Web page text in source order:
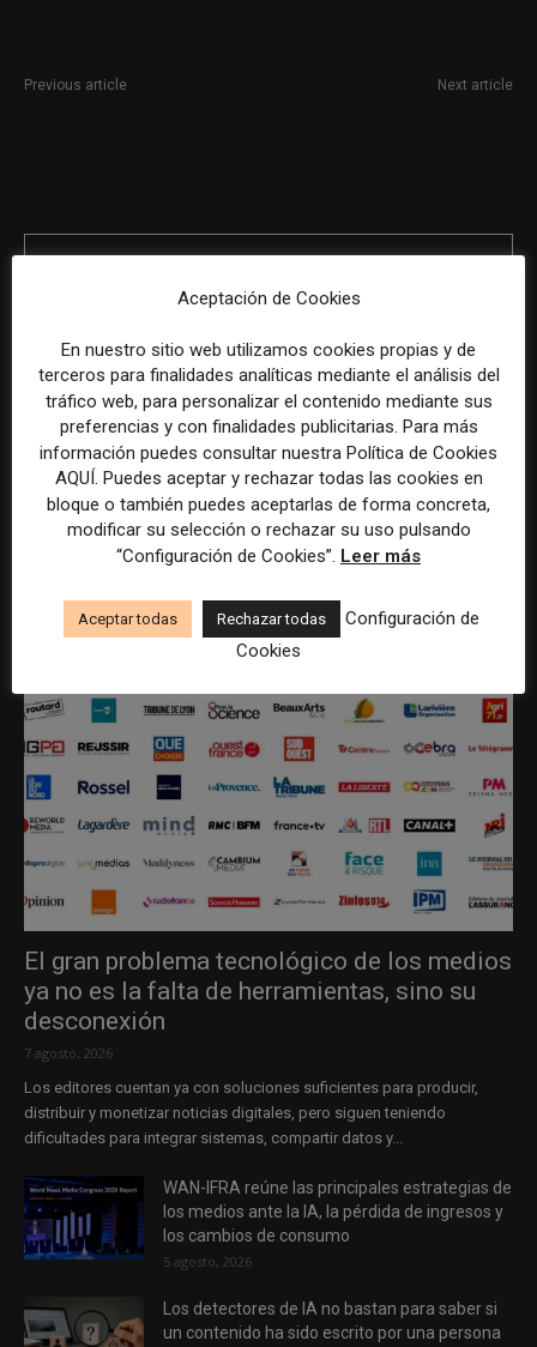
Previous article Next article
REDACCIÓN
ÚLTIMOS ARTÍCULOS
El gran problema tecnológico de los medios
ya no es la falta de herramientas, sino su
desconexión
7 agosto, 2026
Los editores cuentan ya con soluciones suficientes para producir,
distribuir y monetizar noticias digitales, pero siguen teniendo
dificultades para integrar sistemas, compartir datos y...
WAN-IFRA reúne las principales estrategias de
los medios ante la IA, la pérdida de ingresos y
los cambios de consumo
5 agosto, 2026
Los detectores de IA no bastan para saber si
un contenido ha sido escrito por una persona
Aceptación de Cookies
En nuestro sitio web utilizamos cookies propias y de
terceros para finalidades analíticas mediante el análisis del
tráfico web, para personalizar el contenido mediante sus
preferencias y con finalidades publicitarias. Para más
información puedes consultar nuestra Política de Cookies
AQUÍ. Puedes aceptar y rechazar todas las cookies en
bloque o también puedes aceptarlas de forma concreta,
modificar su selección o rechazar su uso pulsando
“Configuración de Cookies”. Leer más
Aceptar todas Rechazar todas
Configuración de
Cookies